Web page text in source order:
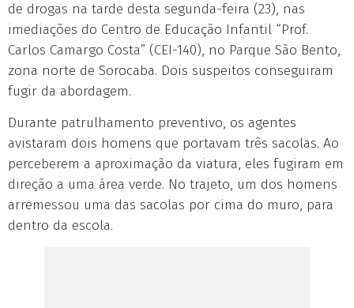
de drogas na tarde desta segunda-feira (23), nas
imediações do Centro de Educação Infantil “Prof.
Carlos Camargo Costa” (CEI-140), no Parque São Bento,
zona norte de Sorocaba. Dois suspeitos conseguiram
fugir da abordagem.
Durante patrulhamento preventivo, os agentes
avistaram dois homens que portavam três sacolas. Ao
perceberem a aproximação da viatura, eles fugiram em
direção a uma área verde. No trajeto, um dos homens
arremessou uma das sacolas por cima do muro, para
dentro da escola.